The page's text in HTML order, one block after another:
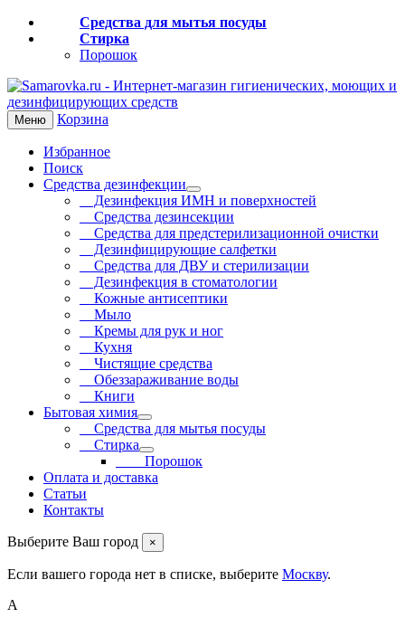
Средства для мытья посуды
Стирка
Порошок
Меню Корзина
Избранное
Поиск
Средства дезинфекции
Дезинфекция ИМН и поверхностей
Средства дезинсекции
Средства для предстерилизационной очистки
Дезинфицирующие салфетки
Средства для ДВУ и cтерилизации
Дезинфекция в стоматологии
Кожные антисептики
Мыло
Кремы для рук и ног
Кухня
Чистящие средства
Обеззараживание воды
Книги
Бытовая химия
Средства для мытья посуды
Стирка
Порошок
Оплата и доставка
Статьи
Контакты
Выберите Ваш город ×
Если вашего города нет в списке, выберите Москву.
А